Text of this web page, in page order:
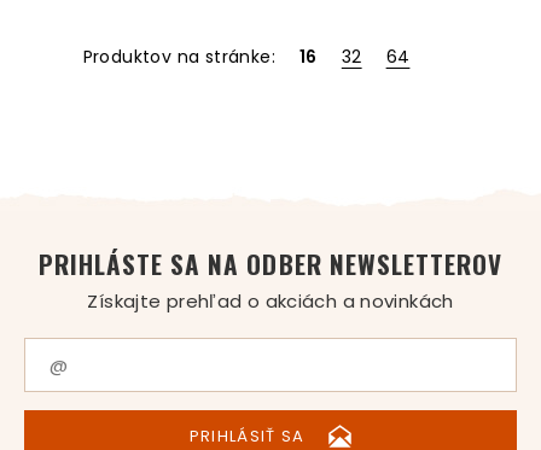
Produktov na stránke: 16 32 64
PRIHLÁSTE SA NA ODBER NEWSLETTEROV
Získajte prehľad o akciách a novinkách
PRIHLÁSIŤ SA